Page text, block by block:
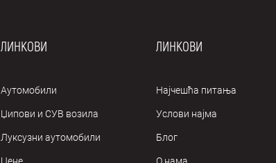
ЛИНКОВИ
Аутомобили
Џипови и СУВ возила
Луксузни аутомобили
ЛИНКОВИ
Најчешћа питања
Услови најма
Блог